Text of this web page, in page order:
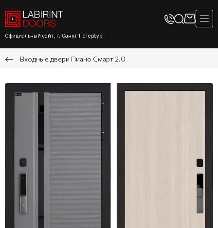
Официальный сайт, г. Санкт-Петербург
Входные двери Пиано Смарт 2.0